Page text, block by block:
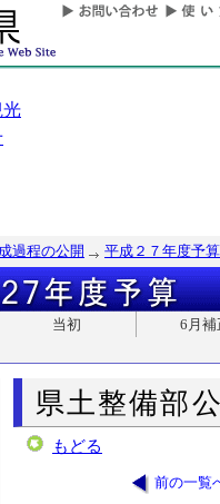
光
過程の公開 平成２７年度予算
当初
6月補
県土整備部
もどる
前の一覧